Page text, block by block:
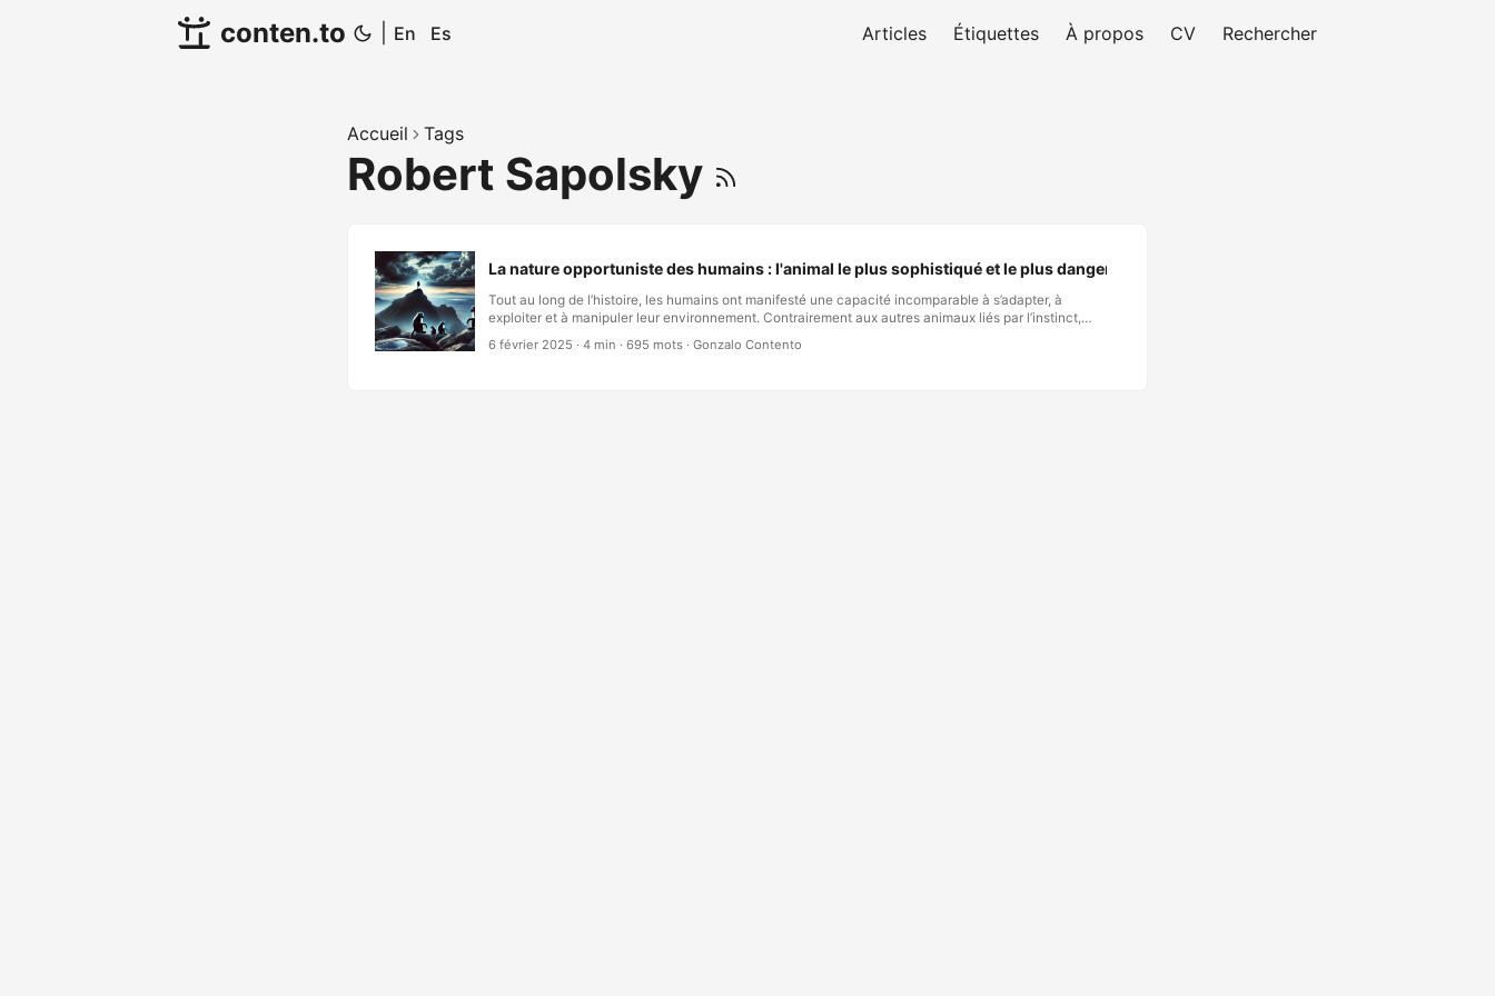
conten.to En Es Articles Étiquettes À propos CV Rechercher
Accueil Tags
Robert Sapolsky
La nature opportuniste des humains : l'animal le plus sophistiqué et le plus dangereux
Tout au long de l’histoire, les humains ont manifesté une capacité incomparable à s’adapter, à
exploiter et à manipuler leur environnement. Contrairement aux autres animaux liés par l’instinct,
nous utilisons l’intelligence, la créativité et la ruse pour assurer notre survie et notre domination. Cet
opportunisme a conduit à des avancées remarquables — mais aussi à d’immenses destructions.
6 février 2025 · 4 min · 695 mots · Gonzalo Contento